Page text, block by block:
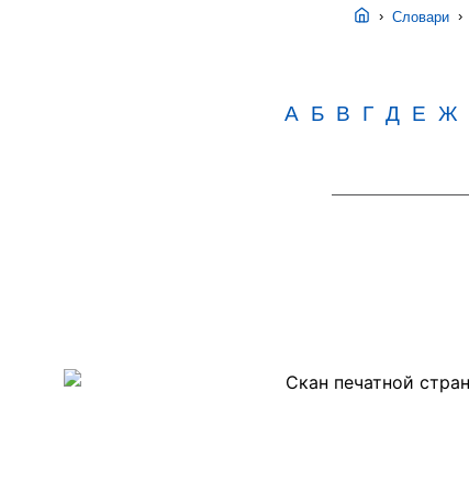
› Словари ›
А Б В Г Д Е Ж
Скан